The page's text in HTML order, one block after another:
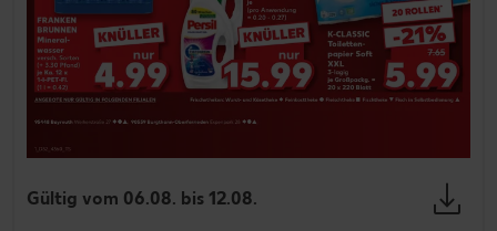
Gültig vom 06.08. bis 12.08.